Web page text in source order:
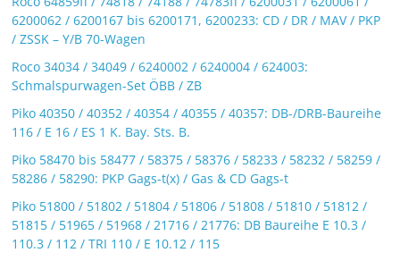
6200062 / 6200167 bis 6200171, 6200233: CD / DR / MAV / PKP
/ ZSSK – Y/B 70-Wagen
Roco 34034 / 34049 / 6240002 / 6240004 / 624003:
Schmalspurwagen-Set ÖBB / ZB
Piko 40350 / 40352 / 40354 / 40355 / 40357: DB-/DRB-Baureihe
116 / E 16 / ES 1 K. Bay. Sts. B.
Piko 58470 bis 58477 / 58375 / 58376 / 58233 / 58232 / 58259 /
58286 / 58290: PKP Gags-t(x) / Gas & CD Gags-t
Piko 51800 / 51802 / 51804 / 51806 / 51808 / 51810 / 51812 /
51815 / 51965 / 51968 / 21716 / 21776: DB Baureihe E 10.3 /
110.3 / 112 / TRI 110 / E 10.12 / 115